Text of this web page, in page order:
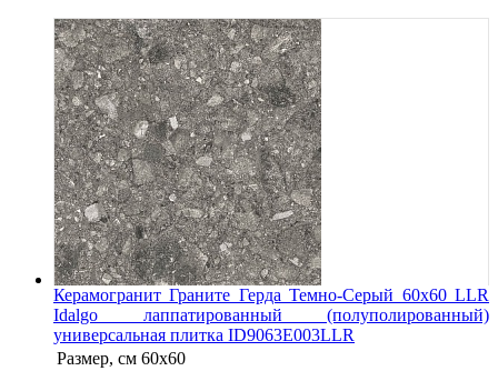
Керамогранит Граните Герда Темно-Серый 60х60 LLR
Idalgo лаппатированный (полуполированный)
универсальная плитка ID9063E003LLR
Размер, см 60х60